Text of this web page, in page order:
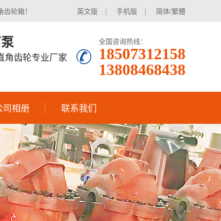
英文版 | 手机版 | 简体/繁體
轮箱！
角齿轮专业厂家
全国咨询热线：
18507312158
13808468438
司相册 联系我们